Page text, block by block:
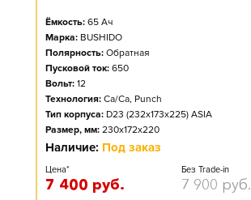
Ёмкость: 65 Ач
Марка: BUSHIDO
Полярность: Обратная
Пусковой ток: 650
Вольт: 12
Технология: Ca/Ca, Punch
Тип корпуса: D23 (232x173x225) ASIA
Размер, мм: 230x172x220
Наличие: Под заказ
Цена*
7 400 руб.
Без Trade-in
7 900 руб.